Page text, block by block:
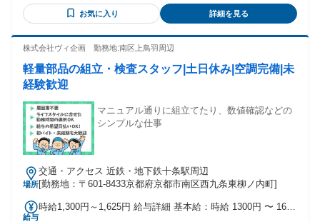
◆シニア層（50代・60代）活躍中 ◆ミドル層（30代・40代）
活躍中 ◆主婦（夫）活躍中 ◆フリーター活躍中 - ☆こんな方
ことが好き ・誰かの役に立つ仕事がしたい - ☆様々な経歴を
転職▼ ・役員運転手 ・タクシー運転手 ・4tドライバー ・ト
ラック運転手 ・市営バス運転手 ・観光バスドライバー ・運
リーター、アルバイト、パート、主婦・主夫、家庭のある
方、 定年後のお仕事復帰の方など、ブランクがある方も歓迎
です！
お気に入り 詳細を見る
株式会社ヴィ企画 勤務地:南区上鳥羽周辺
軽量部品の組立・検査スタッフ|土日休み|空調完備|未
経験歓迎
マニュアル通りに組立てたり、数値確認などの
シンプルな仕事
場所
交通・アクセス 近鉄・地下鉄十条駅周辺
[勤務地：〒601-8433京都府京都市南区西九条東柳ノ内町]
給与
時給1,300円～1,625円 給与詳細 基本給：時給 1300円 〜 1625